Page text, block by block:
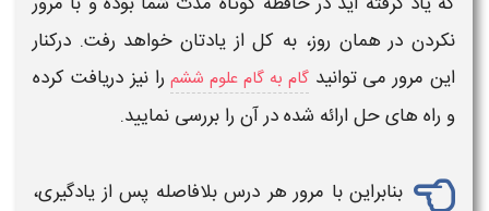
نکردن در همان روز، به کل از یادتان خواهد رفت. درکنار
این مرور می توانیدگام به گام علوم ششم را نیز دریافت کرده
و راه های حل ارائه شده در آن را بررسی نمایید.
بنابراین با مرور هر درس بلافاصله پس از یادگیری،